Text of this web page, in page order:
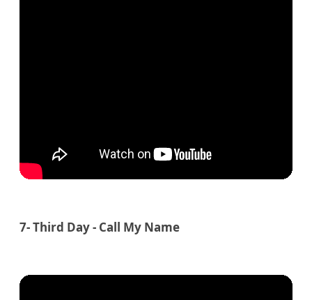
7- Third Day - Call My Name